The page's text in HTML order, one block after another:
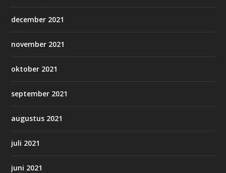
december 2021
november 2021
oktober 2021
september 2021
augustus 2021
juli 2021
juni 2021